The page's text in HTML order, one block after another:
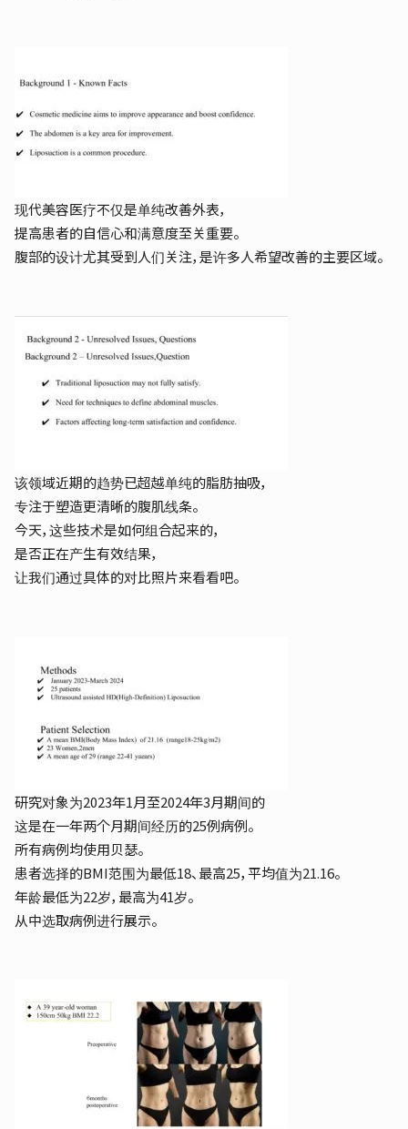
现代美容医疗不仅是单纯改善外表，
提高患者的自信心和满意度至关重要。
腹部的设计尤其受到人们关注，是许多人希望改善的主要区域。
该领域近期的趋势已超越单纯的脂肪抽吸，
专注于塑造更清晰的腹肌线条。
今天，这些技术是如何组合起来的，
是否正在产生有效结果，
让我们通过具体的对比照片来看看吧。
研究对象为2023年1月至2024年3月期间的
这是在一年两个月期间经历的25例病例。
所有病例均使用贝瑟。
患者选择的BMI范围为最低18、最高25，平均值为21.16。
年龄最低为22岁，最高为41岁。
从中选取病例进行展示。